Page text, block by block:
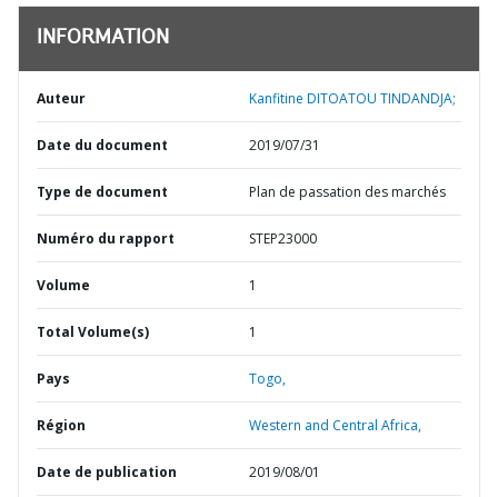
INFORMATION
Auteur Kanfitine DITOATOU TINDANDJA;
Date du document 2019/07/31
Type de document Plan de passation des marchés
Numéro du rapport STEP23000
Volume 1
Total Volume(s) 1
Pays Togo,
Région Western and Central Africa,
Date de publication 2019/08/01